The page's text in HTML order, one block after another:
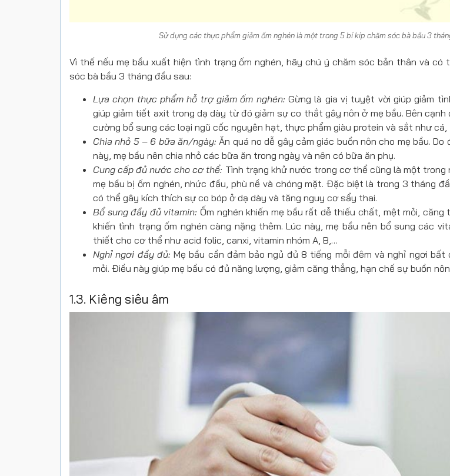
Sử dụng các thực phẩm giảm ốm nghén là một trong 5 bí kíp chăm sóc bà bầu 3
Vì thế nếu mẹ bầu xuất hiện tình trạng ốm nghén, hãy chú ý chăm sóc bản thân và có
sóc bà bầu 3 tháng đầu sau:
Lựa chọn thực phẩm hỗ trợ giảm ốm nghén: Gừng là gia vị tuyệt vời giúp giảm
giúp giảm tiết axit trong dạ dày từ đó giảm sự co thắt gây nôn ở mẹ bầu. Bên cạnh
cường bổ sung các loại ngũ cốc nguyên hạt, thực phẩm giàu protein và sắt như
Chia nhỏ 5 – 6 bữa ăn/ngày: Ăn quá no dễ gây cảm giác buồn nôn cho mẹ bầu.
này, mẹ bầu nên chia nhỏ các bữa ăn trong ngày và nên có bữa ăn phụ.
Cung cấp đủ nước cho cơ thể: Tình trạng khử nước trong cơ thể cũng là một trong
mẹ bầu bị ốm nghén, nhức đầu, phù nề và chóng mặt. Đặc biệt là trong 3 tháng
có thể gây kích thích sự co bóp ở dạ dày và tăng nguy cơ sẩy thai.
Bổ sung đầy đủ vitamin: Ốm nghén khiến mẹ bầu rất dễ thiếu chất, mệt mỏi,
khiến tình trạng ốm nghén càng nặng thêm. Lúc này, mẹ bầu nên bổ sung các
thiết cho cơ thể như acid folic, canxi, vitamin nhóm A, B,…
Nghỉ ngơi đầy đủ:Mẹ bầu cần đảm bảo ngủ đủ 8 tiếng mỗi đêm và nghỉ ngơi
mỏi. Điều này giúp mẹ bầu có đủ năng lượng, giảm căng thẳng, hạn chế sự buồn
1.3. Kiêng siêu âm